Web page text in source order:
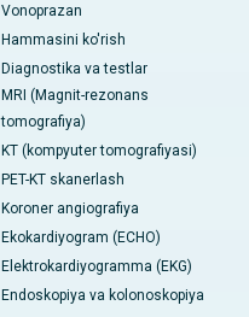
Vonoprazan
Hammasini ko'rish
Diagnostika va testlar
MRI (Magnit-rezonans
tomografiya)
KT (kompyuter tomografiyasi)
PET-KT skanerlash
Koroner angiografiya
Ekokardiyogram (ECHO)
Elektrokardiyogramma (EKG)
Endoskopiya va kolonoskopiya